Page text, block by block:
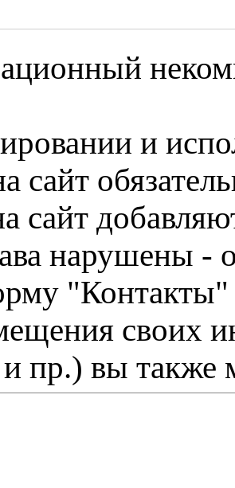
и
сайт
сайт
нарушены -
"Контакты"
своих
пр.) вы также